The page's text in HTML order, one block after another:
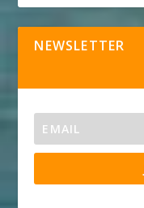
NEWSLETTER